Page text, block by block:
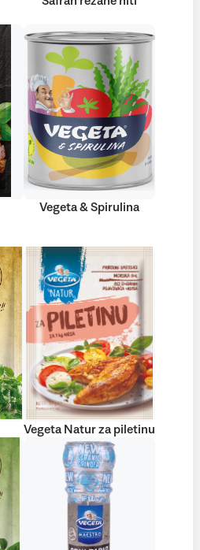
Vegeta & Spirulina
Vegeta Natur za piletinu